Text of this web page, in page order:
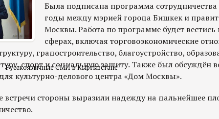
Русскоязычные СМИ в Кыргызстане
Была подписана программа сотрудничества
годы между мэрией города Бишкек и
Москвы. Работа по программе будет вестись
сферах, включая торговоэкономические
градостроительство, благоустройство,
спорт и социальную защиту. Также был обсуждён
культурно-делового центра «Дом Москвы».
стороны выразили надежду на дальнейшее